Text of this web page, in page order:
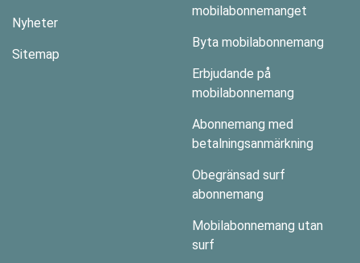
Nyheter
Sitemap
mobilabonnemanget
Byta mobilabonnemang
Erbjudande på
mobilabonnemang
Abonnemang med
betalningsanmärkning
Obegränsad surf
abonnemang
Mobilabonnemang utan
surf